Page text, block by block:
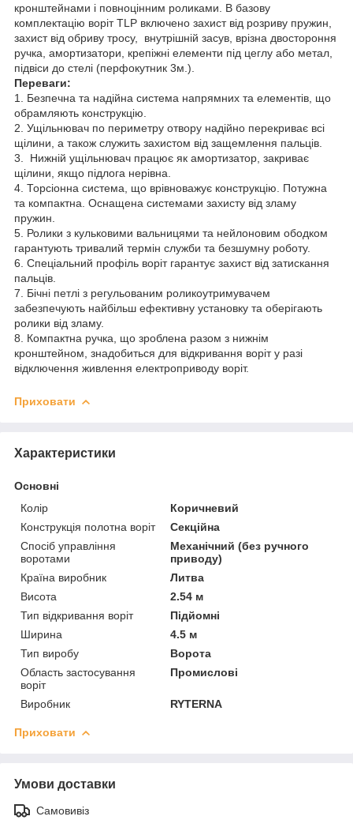
кронштейнами і повноцінним роликами. В базову
комплектацію воріт TLР включено захист від розриву пружин,
захист від обриву тросу, внутрішній засув, врізна двостороння
ручка, амортизатори, крепіжні елементи під цеглу або метал,
підвіси до стелі (перфокутник 3м.).
Переваги:
1. Безпечна та надійна система напрямних та елементів, що
обрамляють конструкцію.
2. Ущільнювач по периметру отвору надійно перекриває всі
щілини, а також служить захистом від защемлення пальців.
3. Нижній ущільнювач працює як амортизатор, закриває
щілини, якщо підлога нерівна.
4. Торсіонна система, що врівноважує конструкцію. Потужна
та компактна. Оснащена системами захисту від зламу
пружин.
5. Ролики з кульковими вальницями та нейлоновим ободком
гарантують тривалий термін служби та безшумну роботу.
6. Спеціальний профіль воріт гарантує захист від затискання
пальців.
7. Бічні петлі з регульованим роликоутримувачем
забезпечують найбільш ефективну установку та оберігають
ролики від зламу.
8. Компактна ручка, що зроблена разом з нижнім
кронштейном, знадобиться для відкривання воріт у разі
відключення живлення електроприводу воріт.
Приховати
Характеристики
Основні
Колір
Коричневий
Конструкція полотна воріт
Секційна
Спосіб управління
воротами
Механічний (без ручного
приводу)
Країна виробник
Литва
Висота
2.54 м
Тип відкривання воріт
Підйомні
Ширина
4.5 м
Тип виробу
Ворота
Область застосування
воріт
Промислові
Виробник RYTERNA
Приховати
Умови доставки
Самовивіз